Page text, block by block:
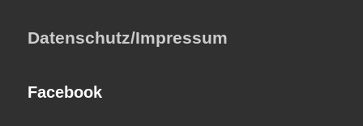
Datenschutz/Impressum
Facebook